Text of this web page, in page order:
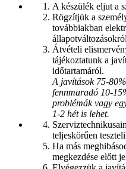
A készülék eljut a
Rögzítjük a
továbbiakban
Átvételi
tájékoztatunk a
időtartamáról.
A javítások 75-
fennmaradó 10-
problémák vagy
1-2 hét is lehet.
teljeskörűen
Ha más
megkezdése előtt